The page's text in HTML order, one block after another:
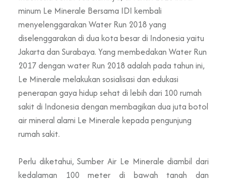
minum Le Minerale Bersama IDI kembali
menyelenggarakan Water Run 2018 yang
diselenggarakan di dua kota besar di Indonesia yaitu
Jakarta dan Surabaya. Yang membedakan Water Run
2017 dengan water Run 2018 adalah pada tahun ini,
Le Minerale melakukan sosialisasi dan edukasi
penerapan gaya hidup sehat di lebih dari 100 rumah
sakit di Indonesia dengan membagikan dua juta botol
air mineral alami Le Minerale kepada pengunjung
rumah sakit.
Perlu diketahui, Sumber Air Le Minerale diambil dari
kedalaman 100 meter di bawah tanah dan